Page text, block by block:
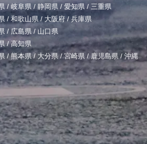
/岐阜県 / 静岡県 / 愛知県 / 三重県
/ 和歌山県/ 大阪府 /兵庫県
/ 広島県 / 山口県
/高知県
/熊本県/ 大分県/宮崎県 /鹿児島県 / 沖縄